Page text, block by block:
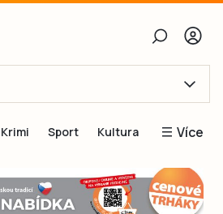
Obnovit heslo
Krimi Sport Kultura Více
Inspirace